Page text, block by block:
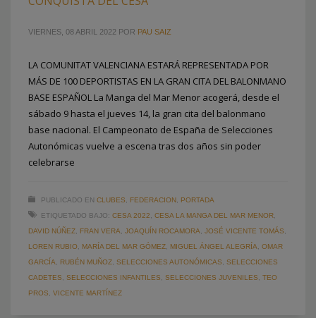
VIERNES, 08 ABRIL 2022 POR PAU SAIZ
LA COMUNITAT VALENCIANA ESTARÁ REPRESENTADA POR
MÁS DE 100 DEPORTISTAS EN LA GRAN CITA DEL BALONMANO
BASE ESPAÑOL La Manga del Mar Menor acogerá, desde el
sábado 9 hasta el jueves 14, la gran cita del balonmano
base nacional. El Campeonato de España de Selecciones
Autonómicas vuelve a escena tras dos años sin poder
celebrarse
PUBLICADO EN CLUBES FEDERACION
PORTADA
ETIQUETADO BAJO: CESA 2022 CESA LA MANGA DEL MAR MENOR
DAVID NÚÑEZ
FRAN VERA JOAQUÍN ROCAMORA JOSÉ VICENTE TOMÁS
LOREN RUBIO
MARÍA DEL MAR GÓMEZ MIGUEL ÁNGEL ALEGRÍA
OMAR
GARCÍA
RUBÉN MUÑOZ SELECCIONES AUTONÓMICAS
SELECCIONES
CADETES
SELECCIONES INFANTILES SELECCIONES JUVENILES
TEO
PROS
VICENTE MARTÍNEZ